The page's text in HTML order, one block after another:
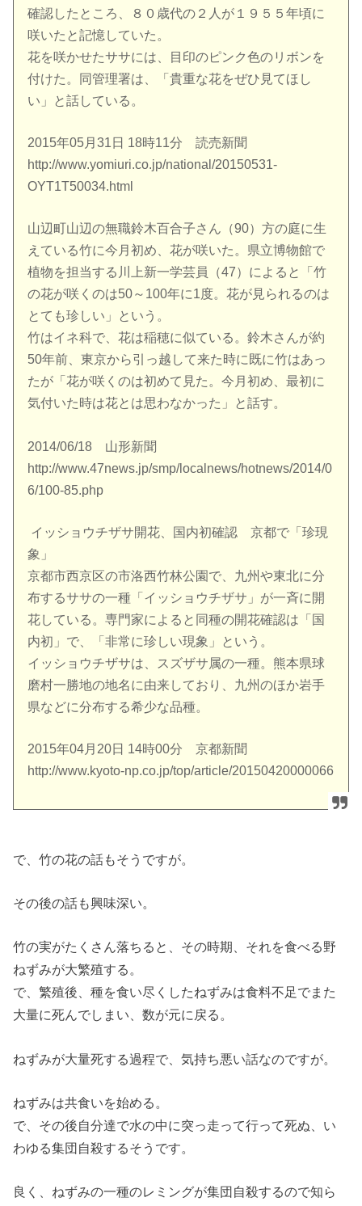
確認したところ、８０歳代の２人が１９５５年頃に
咲いたと記憶していた。
花を咲かせたササには、目印のピンク色のリボンを
付けた。同管理署は、「貴重な花をぜひ見てほし
い」と話している。
2015年05月31日 18時11分 読売新聞
http://www.yomiuri.co.jp/national/20150531-
OYT1T50034.html
山辺町山辺の無職鈴木百合子さん（90）方の庭に生
えている竹に今月初め、花が咲いた。県立博物館で
植物を担当する川上新一学芸員（47）によると「竹
の花が咲くのは50～100年に1度。花が見られるのは
とても珍しい」という。
竹はイネ科で、花は稲穂に似ている。鈴木さんが約
50年前、東京から引っ越して来た時に既に竹はあっ
たが「花が咲くのは初めて見た。今月初め、最初に
気付いた時は花とは思わなかった」と話す。
2014/06/18 山形新聞
http://www.47news.jp/smp/localnews/hotnews/2014/0
6/100-85.php
イッショウチザサ開花、国内初確認 京都で「珍現
象」
京都市西京区の市洛西竹林公園で、九州や東北に分
布するササの一種「イッショウチザサ」が一斉に開
花している。専門家によると同種の開花確認は「国
内初」で、「非常に珍しい現象」という。
イッショウチザサは、スズザサ属の一種。熊本県球
磨村一勝地の地名に由来しており、九州のほか岩手
県などに分布する希少な品種。
2015年04月20日 14時00分 京都新聞
http://www.kyoto-np.co.jp/top/article/20150420000066
で、竹の花の話もそうですが。
その後の話も興味深い。
竹の実がたくさん落ちると、その時期、それを食べる野
ねずみが大繁殖する。
で、繁殖後、種を食い尽くしたねずみは食料不足でまた
大量に死んでしまい、数が元に戻る。
ねずみが大量死する過程で、気持ち悪い話なのですが。
ねずみは共食いを始める。
で、その後自分達で水の中に突っ走って行って死ぬ、い
わゆる集団自殺するそうです。
良く、ねずみの一種のレミングが集団自殺するので知ら